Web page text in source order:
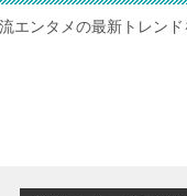
エンタメの最新トレン